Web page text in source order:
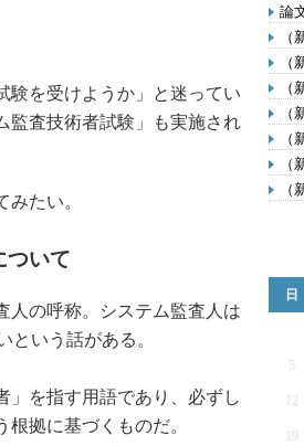
を受けようか」と迷ってい
監査技術者試験」も実施され
たい。
ついて
の呼称。システム監査人は
という話がある。
を指す用語であり、必ずし
拠に基づくものだ。
論
（
（
（
（
（
（
日
5
12
19